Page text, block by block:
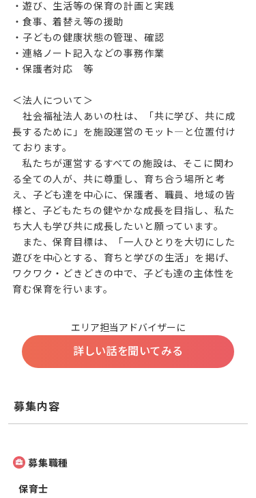
・遊び、生活等の保育の計画と実践
・食事、着替え等の援助
・子どもの健康状態の管理、確認
・連絡ノート記入などの事務作業
・保護者対応　等
＜法人について＞
社会福祉法人あいの杜は、「共に学び、共に成
長するために」を施設運営のモット―と位置付け
ております。
私たちが運営するすべての施設は、そこに関わ
る全ての人が、共に尊重し、育ち合う場所と考
え、子ども達を中心に、保護者、職員、地域の皆
様と、子どもたちの健やかな成長を目指し、私た
ち大人も学び共に成長したいと願っています。
また、保育目標は、「一人ひとりを大切にした
遊びを中心とする、育ちと学びの生活」を掲げ、
ワクワク・どきどきの中で、子ども達の主体性を
育む保育を行います。
エリア担当アドバイザーに
詳しい話を聞いてみる
募集内容
募集職種
保育士